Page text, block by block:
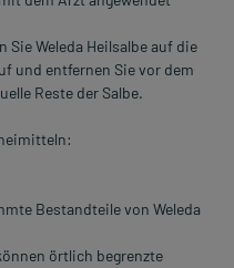
Sie Weleda Heilsalbe auf die
und entfernen Sie vor dem
Reste der Salbe.
Bestandteile von Weleda
örtlich begrenzte